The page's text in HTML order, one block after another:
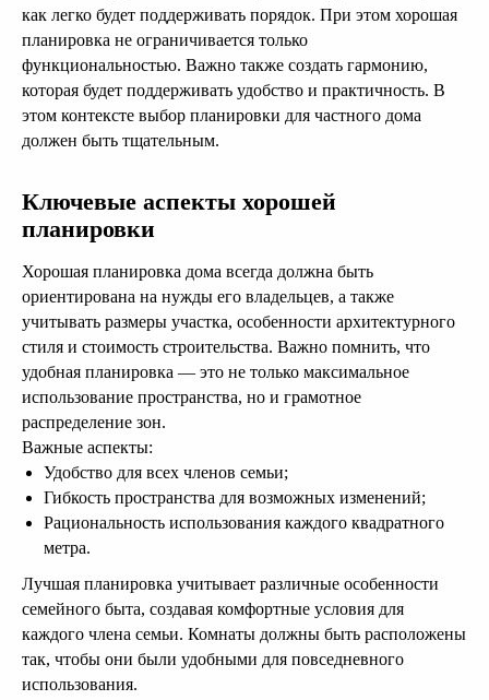
как легко будет поддерживать порядок. При этом хорошая
планировка не ограничивается только
функциональностью. Важно также создать гармонию,
которая будет поддерживать удобство и практичность. В
этом контексте выбор планировки для частного дома
должен быть тщательным.
Ключевые аспекты хорошей
планировки
Хорошая планировка дома всегда должна быть
ориентирована на нужды его владельцев, а также
учитывать размеры участка, особенности архитектурного
стиля и стоимость строительства. Важно помнить, что
удобная планировка — это не только максимальное
использование пространства, но и грамотное
распределение зон.
Важные аспекты:
Удобство для всех членов семьи;
Гибкость пространства для возможных изменений;
Рациональность использования каждого квадратного
метра.
Лучшая планировка учитывает различные особенности
семейного быта, создавая комфортные условия для
каждого члена семьи. Комнаты должны быть расположены
так, чтобы они были удобными для повседневного
использования.